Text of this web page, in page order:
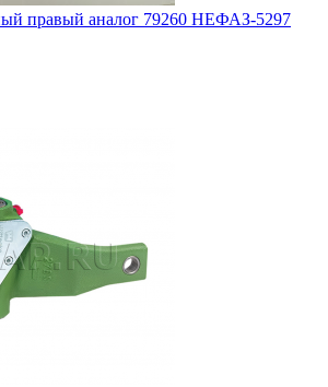
правый аналог 79260 НЕФАЗ-5297